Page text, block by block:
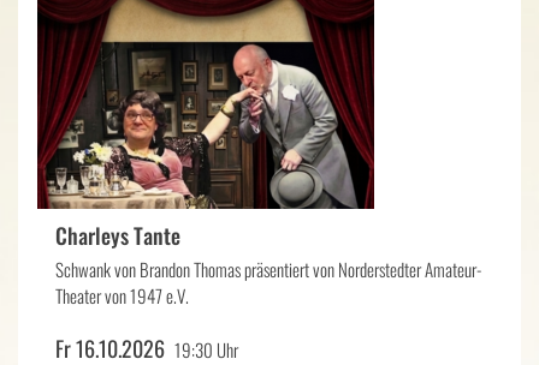
Charleys Tante
Schwank von Brandon Thomas präsentiert von Norderstedter Amateur-
Theater von 1947 e.V.
Fr 16.10.2026 19:30 Uhr